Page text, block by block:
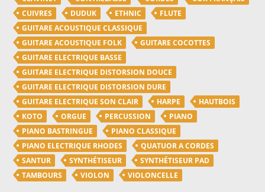
CUIVRES
DUDUK ETHNIC
FLUTE
GUITARE ACOUSTIQUE CLASSIQUE
GUITARE ACOUSTIQUE FOLK
GUITARE COCOTTES
GUITARE ELECTRIQUE BASSE
GUITARE ELECTRIQUE DISTORSION DOUCE
GUITARE ELECTRIQUE DISTORSION DURE
GUITARE ELECTRIQUE SON CLAIR
HARPE
HAUTBOIS
KOTO
ORGUE PERCUSSION
PIANO
PIANO BASTRINGUE
PIANO CLASSIQUE
PIANO ELECTRIQUE RHODES
QUATUOR A CORDES
SANTUR
SYNTHÉTISEUR
SYNTHÉTISEUR PAD
TAMBOURS
VIOLON VIOLONCELLE